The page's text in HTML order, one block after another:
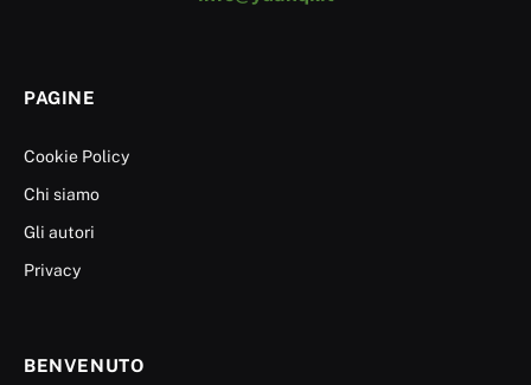
PAGINE
Cookie Policy
Chi siamo
Gli autori
Privacy
BENVENUTO